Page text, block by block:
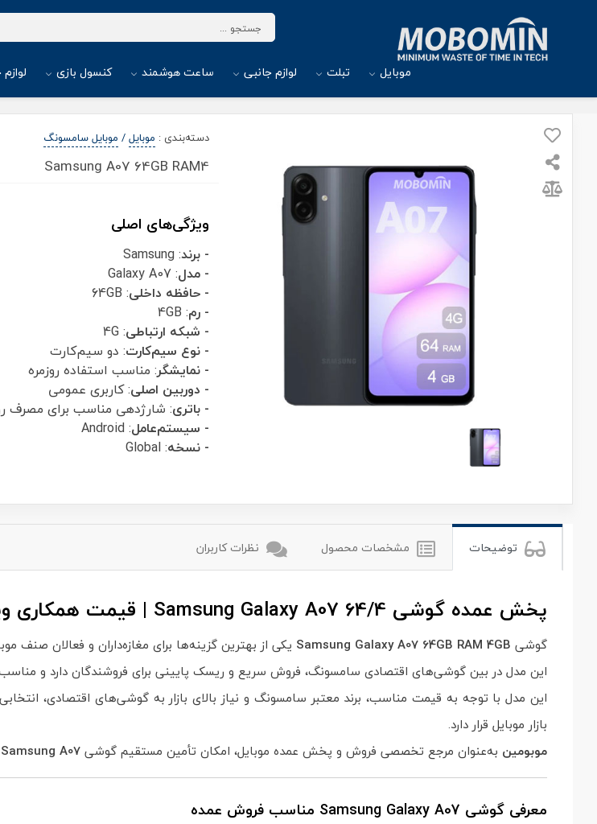
موبایل تبلت لوازم جانبی ساعت هوشمند کنسول بازی
دسته‌بندی : موبایل/ موبایل سامسونگ
Samsung A07 64GB RAM4
ویژگی‌های اصلی
- برند: Samsung
- مدل: Galaxy A07
- حافظه داخلی: 64GB
- رم: 4GB
- شبکه ارتباطی: 4G
- نوع سیم‌کارت: دو سیم‌کارت
- نمایشگر: مناسب استفاده روزمره
- دوربین اصلی: کاربری عمومی
- باتری: شارژدهی مناسب برای مصرف
- سیستم‌عامل: Android
- نسخه: Global
توضیحات مشخصات محصول نظرات کاربران
پخش عمده گوشی Samsung Galaxy A07 64/4 | قیمت همکاری ویژه صنف موبایل | موبومین
گوشی Samsung Galaxy A07 64GB RAM 4GB یکی از بهترین گزینه‌ها برای مغازه‌داران و فعالان صنف
این مدل در بین گوشی‌های اقتصادی سامسونگ، فروش سریع و ریسک پایینی برای فروشندگان دارد و مناسب
بازار موبایل قرار دارد.
موبومین به‌عنوان مرجع تخصصی فروش و پخش عمده موبایل، امکان تأمین مستقیم گوشیSamsung A07
معرفی گوشی Samsung Galaxy A07 مناسب فروش عمده